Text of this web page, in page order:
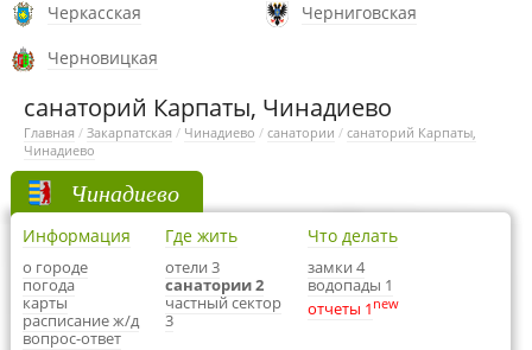
Черкасская
Черниговская
Черновицкая
санаторий Карпаты, Чинадиево
Главная / Закарпатская / Чинадиево / санатории / санаторий Карпаты,
Чинадиево
Чинадиево
Информация
о городе
погода
карты
расписание ж/д
вопрос-ответ
Где жить
отели 3
санатории 2
частный сектор
3
Что делать
замки 4
водопады 1
отчеты 1 new